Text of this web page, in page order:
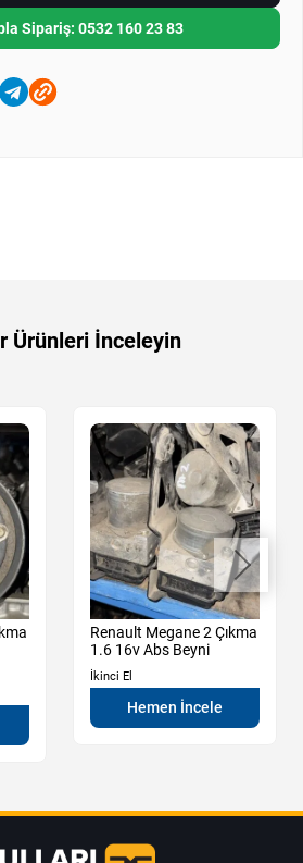
Sipariş: 0532 160 23 83
Ürünleri İnceleyin
Renault Megane 2 Çıkma
1.6 16v Abs Beyni
İkinci El
Hemen İncele